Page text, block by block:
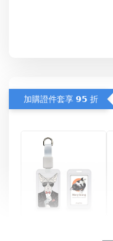
加購證件套享 𝟵𝟱 折